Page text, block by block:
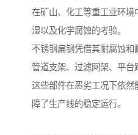
在矿山、化工等重工业环
湿以及化学腐蚀的考验。
不锈钢扁钢凭借其耐腐蚀
管道支架、过滤网架、平台
这些部件在恶劣工况下依
障了生产线的稳定运行。